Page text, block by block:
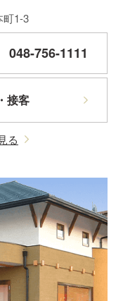
町1-3
048-756-1111
接客
る